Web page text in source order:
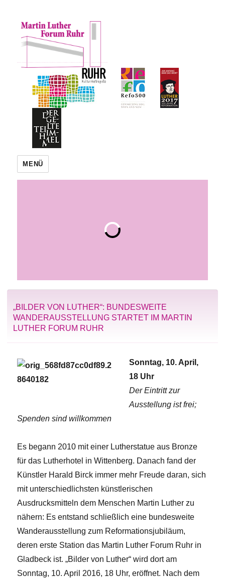
Martin Luther Forum Ruhr
MENÜ
„BILDER VON LUTHER“: BUNDESWEITE
WANDERAUSSTELLUNG STARTET IM MARTIN
LUTHER FORUM RUHR
Sonntag, 10. April,
18 Uhr
Der Eintritt zur
Ausstellung ist frei;
Spenden sind willkommen
Es begann 2010 mit einer Lutherstatue aus Bronze
für das Lutherhotel in Wittenberg. Danach fand der
Künstler Harald Birck immer mehr Freude daran, sich
mit unterschiedlichsten künstlerischen
Ausdrucksmitteln dem Menschen Martin Luther zu
nähern: Es entstand schließlich eine bundesweite
Wanderausstellung zum Reformationsjubiläum,
deren erste Station das Martin Luther Forum Ruhr in
Gladbeck ist. „Bilder von Luther“ wird dort am
Sonntag, 10. April 2016, 18 Uhr, eröffnet. Nach dem